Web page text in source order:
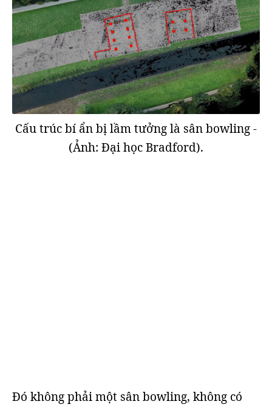
Cấu trúc bí ẩn bị lầm tưởng là sân bowling -
(Ảnh: Đại học Bradford).
Đó không phải một sân bowling, không có